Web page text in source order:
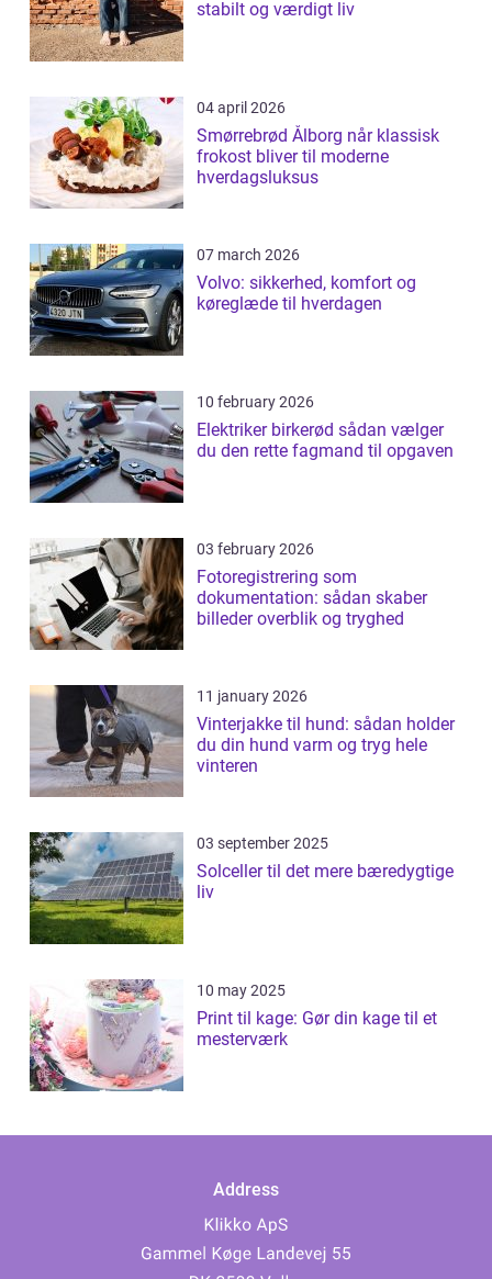
stabilt og værdigt liv
04 april 2026
Smørrebrød Ålborg når klassisk
frokost bliver til moderne
hverdagsluksus
07 march 2026
Volvo: sikkerhed, komfort og
køreglæde til hverdagen
10 february 2026
Elektriker birkerød sådan vælger
du den rette fagmand til opgaven
03 february 2026
Fotoregistrering som
dokumentation: sådan skaber
billeder overblik og tryghed
11 january 2026
Vinterjakke til hund: sådan holder
du din hund varm og tryg hele
vinteren
03 september 2025
Solceller til det mere bæredygtige
liv
10 may 2025
Print til kage: Gør din kage til et
mesterværk
Address